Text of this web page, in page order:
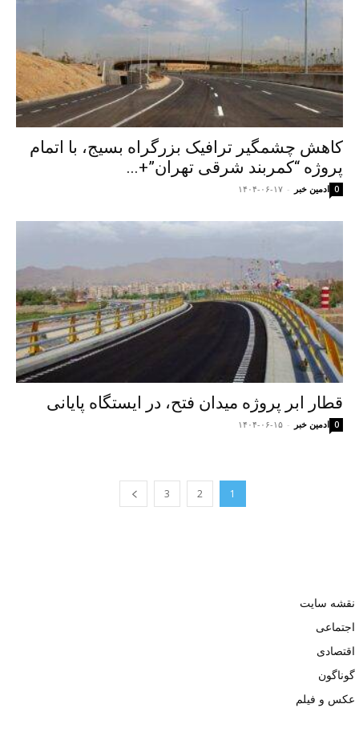
کاهش چشمگیر ترافیک بزرگراه بسیج، با اتمام
پروژه “کمربند شرقی تهران”+...
ادمین خبر - ۱۴۰۴-۰۶-۱۷ 0
قطار ابر پروژه میدان فتح، در ایستگاه پایانی
ادمین خبر - ۱۴۰۴-۰۶-۱۵ 0
1
2
3
نقشه سایت
اجتماعی
اقتصادی
گوناگون
عکس و فیلم